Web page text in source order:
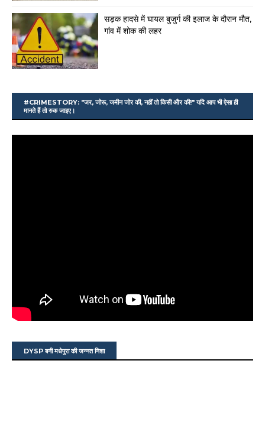
सड़क हादसे में घायल बुजुर्ग की इलाज के दौरान मौत,
गांव में शोक की लहर
#CRIMESTORY: "जर, जोरू, जमीन जोर की, नहीं तो किसी और की!" यदि आप भी ऐसा ही
मानते हैं तो रुक जाइए।
DYSP बनी मधेपुरा की जन्नत निशा